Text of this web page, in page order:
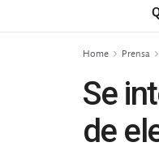
Home Prensa
Se
de